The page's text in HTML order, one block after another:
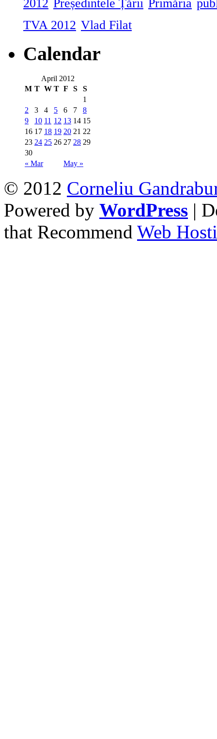
2012 Președintele Țării Primăria
TVA 2012 Vlad Filat
Calendar
April 2012
M T W T F S S
« Mar May »
1
2
3 4 5 6 7
8
9
10 11 12 13 14 15
16 17 18 19 20 21 22
23 24 25 26 27 28 29
30
© 2012 Corneliu
Powered by WordPress |
that Recommend Web